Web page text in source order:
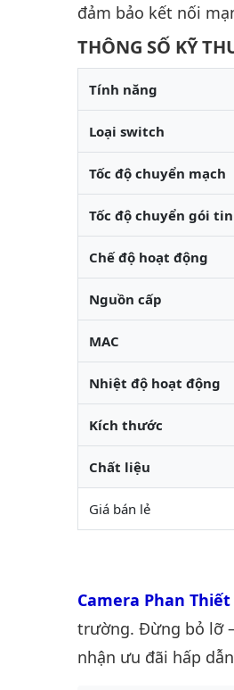
đảm bảo kết nối
THÔNG SỐ KỸ
Tính năng
Loại switch
Tốc độ chuyển mạch
Tốc độ chuyển gói tin
Chế độ hoạt động
Nguồn cấp
MAC
Nhiệt độ hoạt động
Kích thước
Chất liệu
Giá bán lẻ
Camera Phan Thiết
trường. Đừng bỏ lỡ
nhận ưu đãi hấp